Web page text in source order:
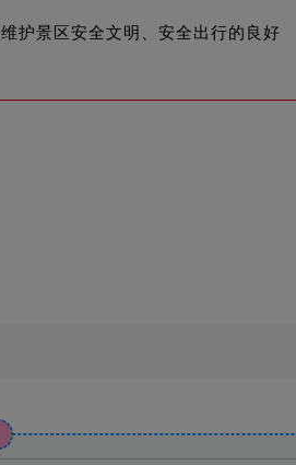
护景区安全文明、安全出行的良好